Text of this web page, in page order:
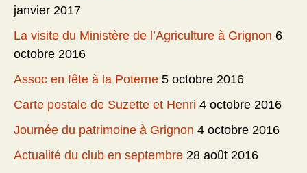
janvier 2017
La visite du Ministère de l’Agriculture à Grignon 6
octobre 2016
Assoc en fête à la Poterne 5 octobre 2016
Carte postale de Suzette et Henri 4 octobre 2016
Journée du patrimoine à Grignon 4 octobre 2016
Actualité du club en septembre 28 août 2016